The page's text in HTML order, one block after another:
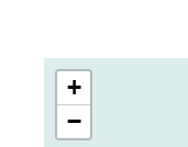
+
−